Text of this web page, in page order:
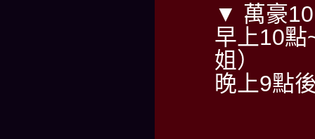
▼ 萬豪
早上10點
姐）
晚上9點